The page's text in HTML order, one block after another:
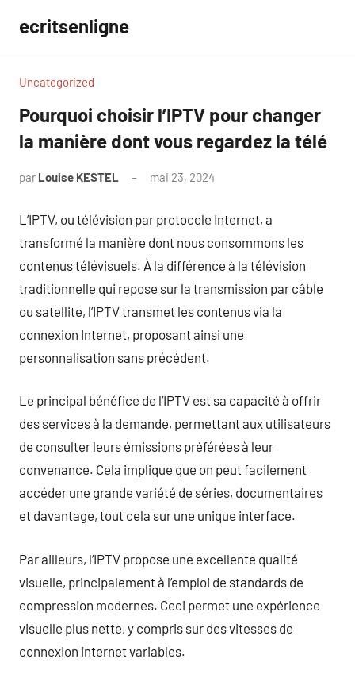
contenu
ecritsenligne
Uncategorized
Pourquoi choisir l’IPTV pour changer
la manière dont vous regardez la télé
par Louise KESTEL mai 23, 2024
L’IPTV, ou télévision par protocole Internet, a
transformé la manière dont nous consommons les
contenus télévisuels. À la différence à la télévision
traditionnelle qui repose sur la transmission par câble
ou satellite, l’IPTV transmet les contenus via la
connexion Internet, proposant ainsi une
personnalisation sans précédent.
Le principal bénéfice de l’IPTV est sa capacité à offrir
des services à la demande, permettant aux utilisateurs
de consulter leurs émissions préférées à leur
convenance. Cela implique que on peut facilement
accéder une grande variété de séries, documentaires
et davantage, tout cela sur une unique interface.
Par ailleurs, l’IPTV propose une excellente qualité
visuelle, principalement à l’emploi de standards de
compression modernes. Ceci permet une expérience
visuelle plus nette, y compris sur des vitesses de
connexion internet variables.